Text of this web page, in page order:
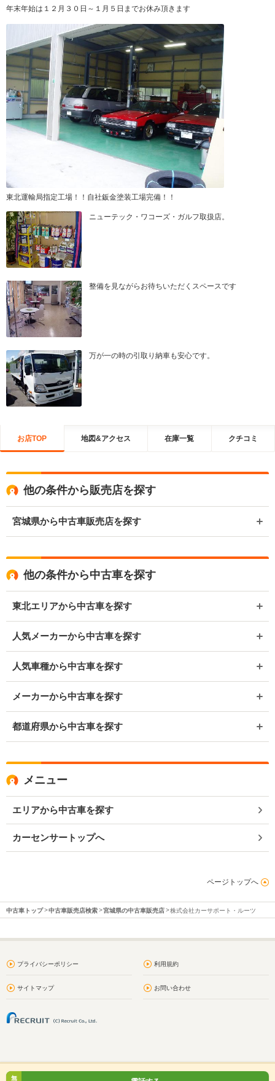
年末年始は１２月３０日～１月５日までお休み頂きます
東北運輸局指定工場！！自社鈑金塗装工場完備！！
ニューテック・ワコーズ・ガルフ取扱店。
整備を見ながらお待ちいただくスペースです
万が一の時の引取り納車も安心です。
お店TOP 地図&アクセス 在庫一覧 クチコミ
他の条件から販売店を探す
宮城県から中古車販売店を探す
他の条件から中古車を探す
東北エリアから中古車を探す
人気メーカーから中古車を探す
人気車種から中古車を探す
メーカーから中古車を探す
都道府県から中古車を探す
メニュー
エリアから中古車を探す
カーセンサートップへ
ページトップへ
中古車トップ 中古車販売店検索 宮城県の中古車販売店 株式会社カーサポート・ルーツ
プライバシーポリシー 利用規約
サイトマップ お問い合わせ
無